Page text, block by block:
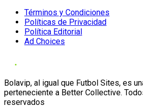
Términos y Condiciones
Políticas de Privacidad
Política Editorial
Ad Choices
Bolavip, al igual que Futbol Sites, es
perteneciente a Better Collective.
reservados